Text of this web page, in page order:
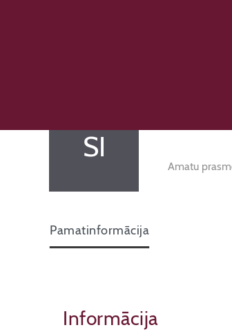
SI
SIA
Amatu
Pamatinformācija
Informācija